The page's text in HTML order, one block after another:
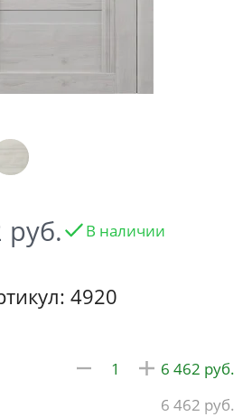
В наличии
4920
6 462
6 462